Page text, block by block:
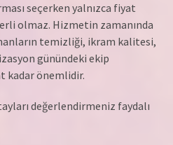
seçerken yalnızca fiyat
olmaz. Hizmetin zamanında
temizliği, ikram kalitesi,
günündeki ekip
kadar önemlidir.
değerlendirmeniz faydalı